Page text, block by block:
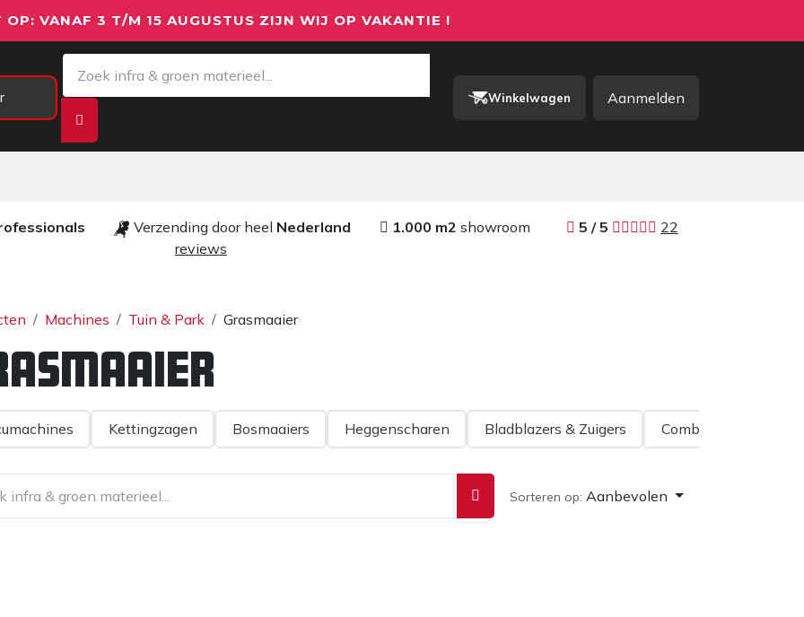
VANAF 3 T/M 15 AUGUSTUS ZIJN WIJ OP VAKANTIE !
Winkelwagen Aanmelden
Verzending door heel Nederland 1.000 m2showroom 5 / 5 ​
22
reviews​
Machines Tuin & Park Grasmaaier
Kettingzagen Bosmaaiers Heggenscharen Bladblazers & Zuigers Combisysteem
Sorteren op: Aanbevolen